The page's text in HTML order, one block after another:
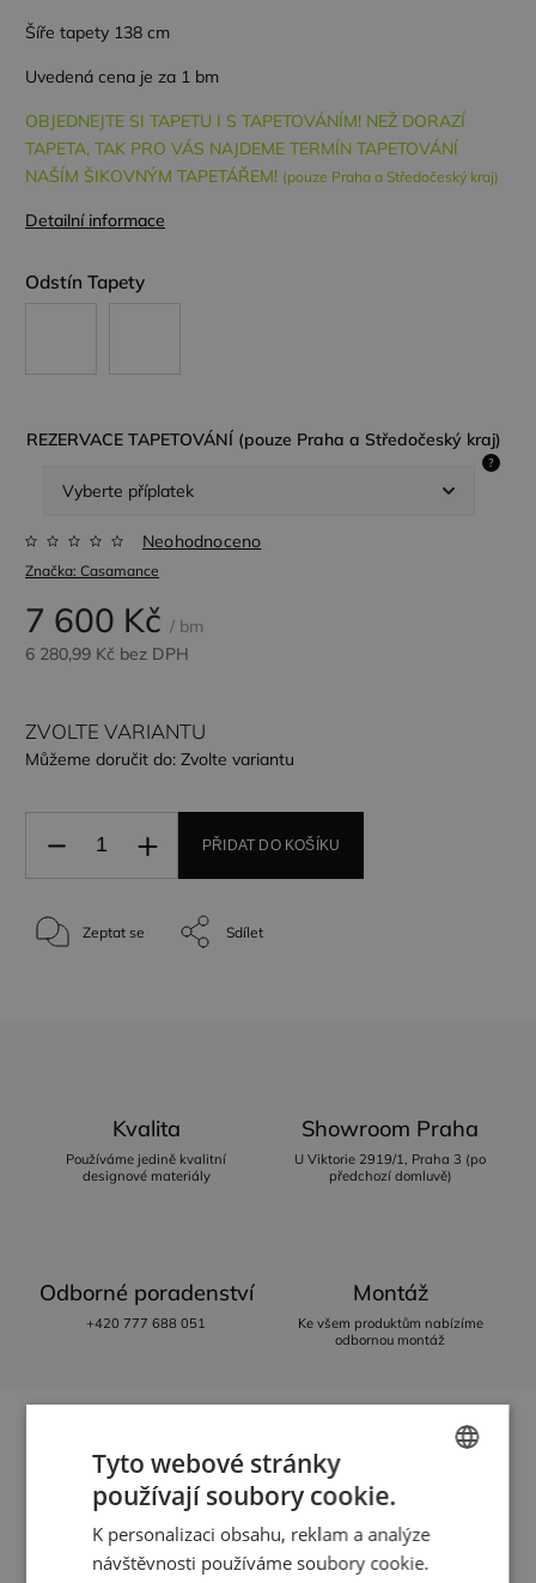
Šíře tapety 138 cm
Uvedená cena je za 1 bm
OBJEDNEJTE SI TAPETU I S TAPETOVÁNÍM! NEŽ DORAZÍ
TAPETA, TAK PRO VÁS NAJDEME TERMÍN TAPETOVÁNÍ
NAŠÍM ŠIKOVNÝM TAPETÁŘEM! (pouze Praha a Středočeský kraj)
Detailní informace
Odstín Tapety
REZERVACE TAPETOVÁNÍ (pouze Praha a Středočeský kraj)
?
Značka: Casamance
Neohodnoceno
7 600 Kč / bm
6 280,99 Kč bez DPH
ZVOLTE VARIANTU
Můžeme doručit do: Zvolte variantu
PŘIDAT DO KOŠÍKU
Zeptat se Sdílet
Kvalita
Používáme jedině kvalitní
designové materiály
Showroom Praha
U Viktorie 2919/1, Praha 3 (po
předchozí domluvě)
Odborné poradenství
+420 777 688 051
Montáž
Ke všem produktům nabízíme
odbornou montáž
Popis Hodnocení Diskuze
ZnačkaCasamance ENGLISH
Tyto webové stránky
používají soubory cookie.
K personalizaci obsahu, reklam a analýze
návštěvnosti používáme soubory cookie.